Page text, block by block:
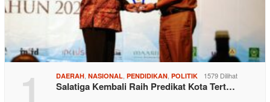
1 DAERAH NASIONAL PENDIDIKAN POLITIK 1579 Dilihat
Salatiga Kembali Raih Predikat Kota Tert…